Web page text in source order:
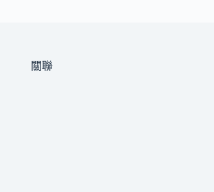
關聯